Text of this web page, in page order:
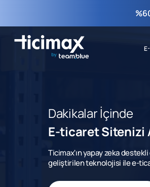
Dakikalar İçinde
E-ticaret Sitenizi
Ticimax'ın yapay zeka
geliştirilen teknolojisi ile e-